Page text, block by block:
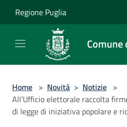
Regione Puglia
Home > Novità > Notizie >
All’Ufficio elettorale raccolta
di legge di iniziativa popolare e